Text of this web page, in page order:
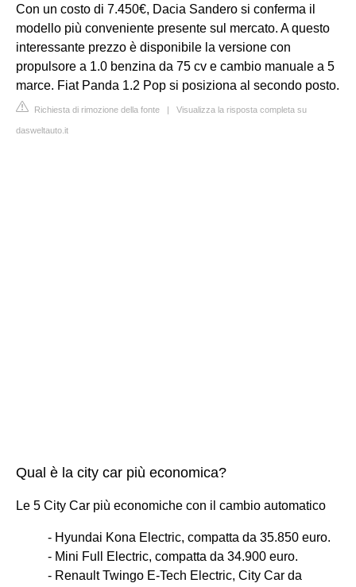
Con un costo di 7.450€, Dacia Sandero si conferma il
modello più conveniente presente sul mercato. A questo
interessante prezzo è disponibile la versione con
propulsore a 1.0 benzina da 75 cv e cambio manuale a 5
marce. Fiat Panda 1.2 Pop si posiziona al secondo posto.
Richiesta di rimozione della fonte | Visualizza la risposta completa su
dasweltauto.it
Qual è la city car più economica?
Le 5 City Car più economiche con il cambio automatico
- Hyundai Kona Electric, compatta da 35.850 euro.
- Mini Full Electric, compatta da 34.900 euro.
- Renault Twingo E-Tech Electric, City Car da